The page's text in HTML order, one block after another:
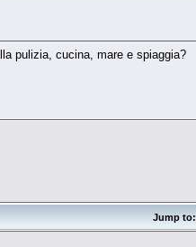
pulizia, cucina, mare e spiaggia?
Jump to: